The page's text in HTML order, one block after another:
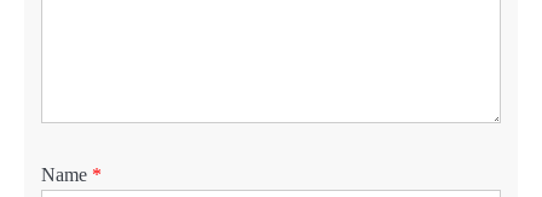
Name *